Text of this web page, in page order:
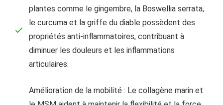
plantes comme le gingembre, la Boswellia serrata,
le curcuma et la griffe du diable possèdent des
propriétés anti-inflammatoires, contribuant à
diminuer les douleurs et les inflammations
articulaires.
Amélioration de la mobilité : Le collagène marin et